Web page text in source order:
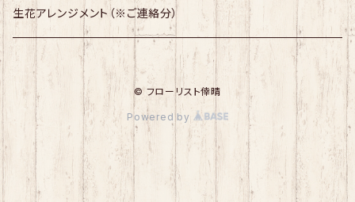
幸せますしめ縄
しめ縄
生花アレンジメント（※ご連絡分）
© フローリスト倖晴
Powered by